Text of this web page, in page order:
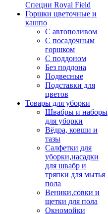
Специи Royal Field
Горшки цветочные и
кашпо
С автополивом
С посадочным
горшком
С поддоном
Без поддона
Подвесные
Подставки для
цветов
Товары для уборки
Швабры и наборы
для уборки
Вёдра, ковши и
тазы
Салфетки для
уборки,насадки
для швабр и
тряпки для мытья
пола
Веники,совки и
щетки для пола
Окномойки